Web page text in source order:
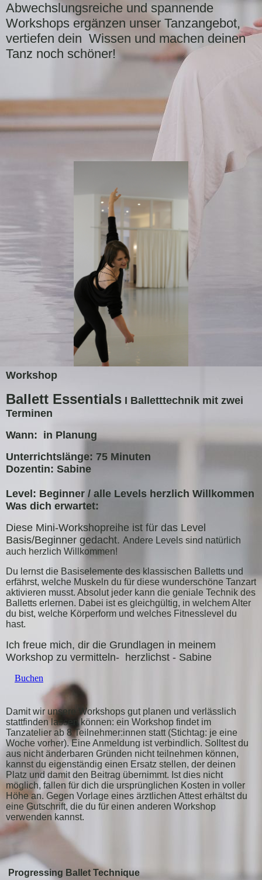
Abwechslungsreiche und spannende
Workshops ergänzen unser Tanzangebot,
vertiefen dein Wissen und machen deinen
Tanz noch schöner!
Workshop
Ballett Essentials I Balletttechnik mit zwei
Terminen
Wann: in Planung
Unterrichtslänge: 75 Minuten
Dozentin: Sabine
Level: Beginner / alle Levels herzlich Willkommen
Was dich erwartet:
Diese Mini-Workshopreihe ist für das Level
Basis/Beginner gedacht. Andere Levels sind natürlich
auch herzlich Willkommen!
Du lernst die Basiselemente des klassischen Balletts und
erfährst, welche Muskeln du für diese wunderschöne Tanzart
aktivieren musst. Absolut jeder kann die geniale Technik des
Balletts erlernen. Dabei ist es gleichgültig, in welchem Alter
du bist, welche Körperform und welches Fitnesslevel du
hast.
Ich freue mich, dir die Grundlagen in meinem
Workshop zu vermitteln- herzlichst - Sabine
Buchen
Damit wir unsere Workshops gut planen und verlässlich
stattfinden lassen können: ein Workshop findet im
Tanzatelier ab 8 Teilnehmer:innen statt (Stichtag: je eine
Woche vorher). Eine Anmeldung ist verbindlich. Solltest du
aus nicht änderbaren Gründen nicht teilnehmen können,
kannst du eigenständig einen Ersatz stellen, der deinen
Platz und damit den Beitrag übernimmt. Ist dies nicht
möglich, fallen für dich die ursprünglichen Kosten in voller
Höhe an. Gegen Vorlage eines ärztlichen Attest erhältst du
eine Gutschrift, die du für einen anderen Workshop
verwenden kannst.
Progressing Ballet Technique